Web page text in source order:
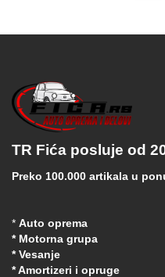
TR Fića posluje od
Preko 100.000 artikala u
* Auto oprema
* Motorna grupa
* Vesanje
* Amortizeri i opruge